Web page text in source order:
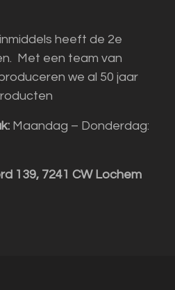
heeft de 2e
Met een team van
we al 50 jaar
Maandag – Donderdag:
139, 7241 CW Lochem